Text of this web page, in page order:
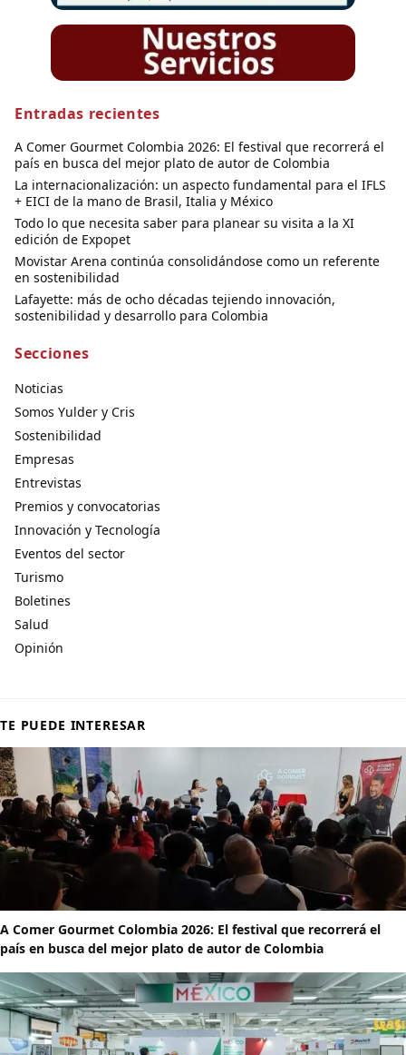
Entradas recientes
A Comer Gourmet Colombia 2026: El festival que recorrerá el
país en busca del mejor plato de autor de Colombia
La internacionalización: un aspecto fundamental para el IFLS
+ EICI de la mano de Brasil, Italia y México
Todo lo que necesita saber para planear su visita a la XI
edición de Expopet
Movistar Arena continúa consolidándose como un referente
en sostenibilidad
Lafayette: más de ocho décadas tejiendo innovación,
sostenibilidad y desarrollo para Colombia
Secciones
Noticias
Somos Yulder y Cris
Sostenibilidad
Empresas
Entrevistas
Premios y convocatorias
Innovación y Tecnología
Eventos del sector
Turismo
Boletines
Salud
Opinión
TE PUEDE INTERESAR
A Comer Gourmet Colombia 2026: El festival que recorrerá el
país en busca del mejor plato de autor de Colombia